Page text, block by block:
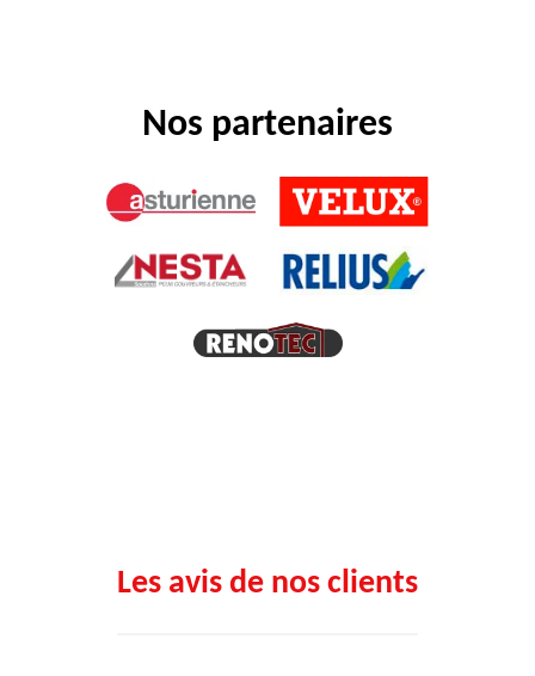
Nos partenaires
Les avis de nos clients